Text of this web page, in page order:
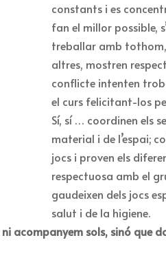
constants i es
fan el millor possible,
treballar amb
altres, mostren
conflicte intenten
el curs felicitant-los
Sí, sí … coordinen els
material i de l’espai;
jocs i proven els
respectuosa amb el
gaudeixen dels jocs
salut i de la higiene.
acompanyem sols, sinó que